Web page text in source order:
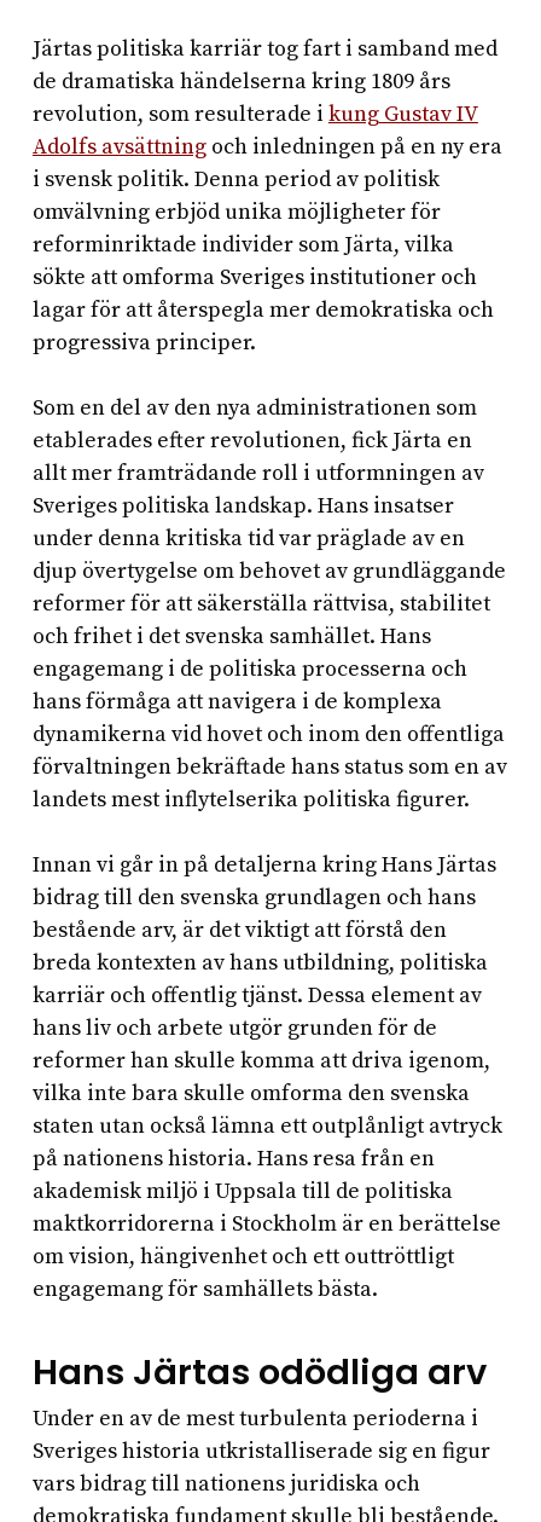
Järtas politiska karriär tog fart i samband med
de dramatiska händelserna kring 1809 års
revolution, som resulterade i kung Gustav IV
Adolfs avsättningoch inledningen på en ny era
i svensk politik. Denna period av politisk
omvälvning erbjöd unika möjligheter för
reforminriktade individer som Järta, vilka
sökte att omforma Sveriges institutioner och
lagar för att återspegla mer demokratiska och
progressiva principer.
Som en del av den nya administrationen som
etablerades efter revolutionen, fick Järta en
allt mer framträdande roll i utformningen av
Sveriges politiska landskap. Hans insatser
under denna kritiska tid var präglade av en
djup övertygelse om behovet av grundläggande
reformer för att säkerställa rättvisa, stabilitet
och frihet i det svenska samhället. Hans
engagemang i de politiska processerna och
hans förmåga att navigera i de komplexa
dynamikerna vid hovet och inom den offentliga
förvaltningen bekräftade hans status som en av
landets mest inflytelserika politiska figurer.
Innan vi går in på detaljerna kring Hans Järtas
bidrag till den svenska grundlagen och hans
bestående arv, är det viktigt att förstå den
breda kontexten av hans utbildning, politiska
karriär och offentlig tjänst. Dessa element av
hans liv och arbete utgör grunden för de
reformer han skulle komma att driva igenom,
vilka inte bara skulle omforma den svenska
staten utan också lämna ett outplånligt avtryck
på nationens historia. Hans resa från en
akademisk miljö i Uppsala till de politiska
maktkorridorerna i Stockholm är en berättelse
om vision, hängivenhet och ett outtröttligt
engagemang för samhällets bästa.
Hans Järtas odödliga arv
Under en av de mest turbulenta perioderna i
Sveriges historia utkristalliserade sig en figur
vars bidrag till nationens juridiska och